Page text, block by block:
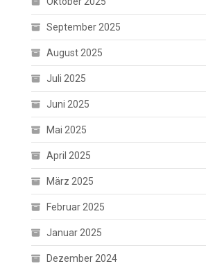
September 2025
August 2025
Juli 2025
Juni 2025
Mai 2025
April 2025
März 2025
Februar 2025
Januar 2025
Dezember 2024